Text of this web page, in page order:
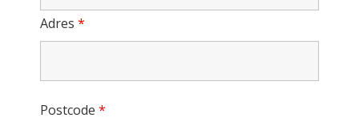
Adres *
Postcode *